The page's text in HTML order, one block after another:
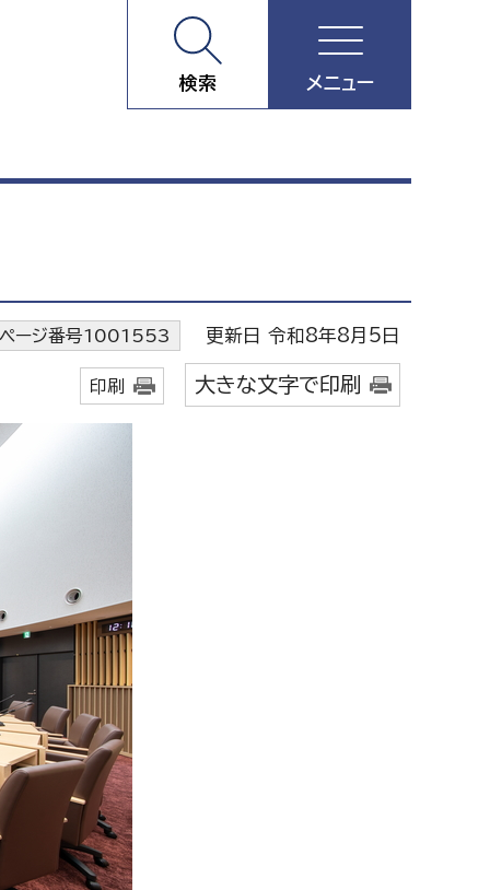
検索 メニュー
ページ番号1001553 更新日 令和8年8月5日
印刷 大きな文字で印刷